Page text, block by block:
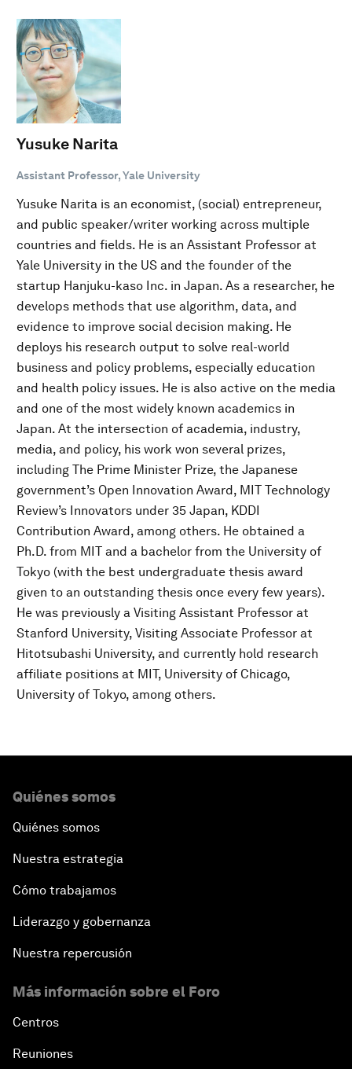
Yusuke Narita
Assistant Professor, Yale University
Yusuke Narita is an economist, (social) entrepreneur,
and public speaker/writer working across multiple
countries and fields. He is an Assistant Professor at
Yale University in the US and the founder of the
startup Hanjuku-kaso Inc. in Japan. As a researcher, he
develops methods that use algorithm, data, and
evidence to improve social decision making. He
deploys his research output to solve real-world
business and policy problems, especially education
and health policy issues. He is also active on the media
and one of the most widely known academics in
Japan. At the intersection of academia, industry,
media, and policy, his work won several prizes,
including The Prime Minister Prize, the Japanese
government’s Open Innovation Award, MIT Technology
Review’s Innovators under 35 Japan, KDDI
Contribution Award, among others. He obtained a
Ph.D. from MIT and a bachelor from the University of
Tokyo (with the best undergraduate thesis award
given to an outstanding thesis once every few years).
He was previously a Visiting Assistant Professor at
Stanford University, Visiting Associate Professor at
Hitotsubashi University, and currently hold research
affiliate positions at MIT, University of Chicago,
University of Tokyo, among others.
Quiénes somos
Quiénes somos
Nuestra estrategia
Cómo trabajamos
Liderazgo y gobernanza
Nuestra repercusión
Más información sobre el Foro
Centros
Reuniones